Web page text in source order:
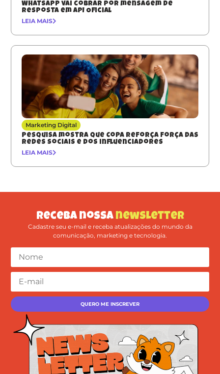
Whatsapp vai cobrar por mensagem de
resposta em API Oficial
LEIA MAIS
Marketing Digital
Pesquisa mostra que Copa reforça força das
redes sociais e dos influenciadores
LEIA MAIS
Receba nossa newsletter
Cadastre seu e-mail e receba atualizações do mundo da
comunicação, marketing e tecnologia.